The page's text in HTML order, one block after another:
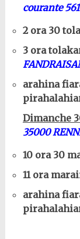
courante
2 ora 30
3 ora
arahina
Dimanche
35000
10 ora 30
11 ora
arahina